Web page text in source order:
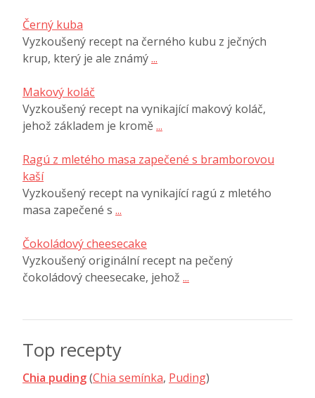
Černý kuba
Vyzkoušený recept na černého kubu z ječných
krup, který je ale známý...
Makový koláč
Vyzkoušený recept na vynikající makový koláč,
jehož základem je kromě...
Ragú z mletého masa zapečené s bramborovou
kaší
Vyzkoušený recept na vynikající ragú z mletého
masa zapečené s ...
Čokoládový cheesecake
Vyzkoušený originální recept na pečený
čokoládový cheesecake, jehož ...
Top recepty
Chia puding(Chia semínka, Puding)